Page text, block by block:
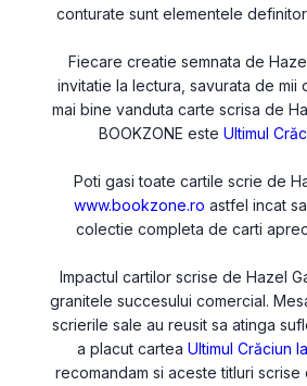
conturate sunt elementele
Fiecare creatie semnata de
invitatie la lectura, savurata de mii
mai bine vanduta carte scrisa de
BOOKZONE esteUltimul
Poti gasi toate cartile scrie de
www.bookzone.ro astfel incat
colectie completa de carti
Impactul cartilor scrise de Hazel
granitele succesului comercial.
scrierile sale au reusit sa atinga
a placut carteaUltimul Crăciun
recomandam si aceste titluri scrise